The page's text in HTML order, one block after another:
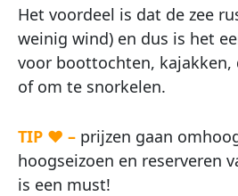
Het voordeel is dat de zee
weinig wind) en dus is het
voor boottochten,
of om te snorkelen.
TIP ♥ – prijzen gaan
hoogseizoen en reserveren
is een must!